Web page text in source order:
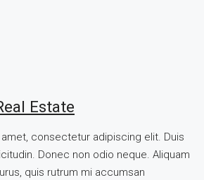
Estate
consectetur adipiscing elit. Duis
Donec non odio neque. Aliquam
quis rutrum mi accumsan